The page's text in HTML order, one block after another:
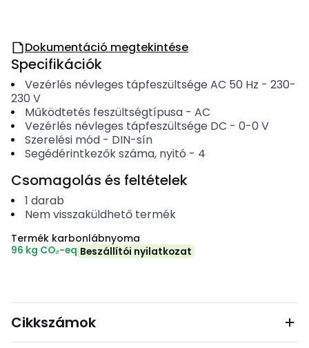
Dokumentáció megtekintése
Specifikációk
Vezérlés névleges tápfeszültsége AC 50 Hz - 230-
230 V
Működtetés feszültségtípusa- AC
Vezérlés névleges tápfeszültsége DC - 0-0 V
Szerelési mód- DIN-sín
Segédérintkezők száma, nyitó - 4
Csomagolás és feltételek
1 darab
Nem visszaküldhető termék
Termék karbonlábnyoma
96 kg CO₂-eq Beszállítói nyilatkozat
Cikkszámok